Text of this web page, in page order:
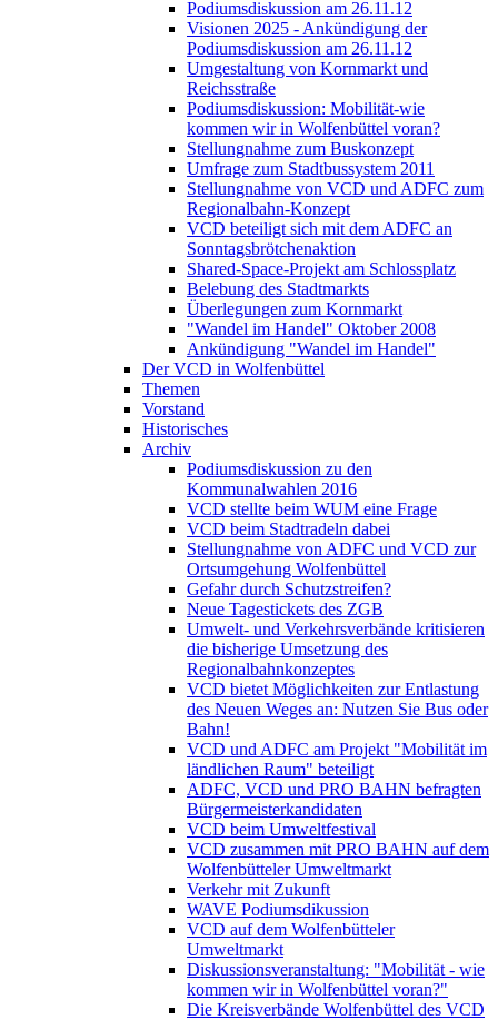
Podiumsdiskussion am 26.11.12
Visionen 2025 - Ankündigung der
Podiumsdiskussion am 26.11.12
Umgestaltung von Kornmarkt und
Reichsstraße
Podiumsdiskussion: Mobilität-wie
kommen wir in Wolfenbüttel voran?
Stellungnahme zum Buskonzept
Umfrage zum Stadtbussystem 2011
Stellungnahme von VCD und ADFC zum
Regionalbahn-Konzept
VCD beteiligt sich mit dem ADFC an
Sonntagsbrötchenaktion
Shared-Space-Projekt am Schlossplatz
Belebung des Stadtmarkts
Überlegungen zum Kornmarkt
"Wandel im Handel" Oktober 2008
Ankündigung "Wandel im Handel"
Der VCD in Wolfenbüttel
Themen
Vorstand
Historisches
Archiv
Podiumsdiskussion zu den
Kommunalwahlen 2016
VCD stellte beim WUM eine Frage
VCD beim Stadtradeln dabei
Stellungnahme von ADFC und VCD zur
Ortsumgehung Wolfenbüttel
Gefahr durch Schutzstreifen?
Neue Tagestickets des ZGB
Umwelt- und Verkehrsverbände kritisieren
die bisherige Umsetzung des
Regionalbahnkonzeptes
VCD bietet Möglichkeiten zur Entlastung
des Neuen Weges an: Nutzen Sie Bus oder
Bahn!
VCD und ADFC am Projekt "Mobilität im
ländlichen Raum" beteiligt
ADFC, VCD und PRO BAHN befragten
Bürgermeisterkandidaten
VCD beim Umweltfestival
VCD zusammen mit PRO BAHN auf dem
Wolfenbütteler Umweltmarkt
Verkehr mit Zukunft
WAVE Podiumsdikussion
VCD auf dem Wolfenbütteler
Umweltmarkt
Diskussionsveranstaltung: "Mobilität - wie
kommen wir in Wolfenbüttel voran?"
Die Kreisverbände Wolfenbüttel des VCD